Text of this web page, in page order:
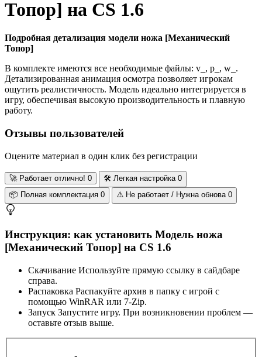
Топор] на CS 1.6
Подробная детализация модели ножа [Механический
Топор]
В комплекте имеются все необходимые файлы: v_, p_, w_.
Детализированная анимация осмотра позволяет игрокам
ощутить реалистичность. Модель идеально интегрируется в
игру, обеспечивая высокую производительность и плавную
работу.
Отзывы пользователей
Оцените материал в один клик без регистрации
🚀Работает отлично! 0 🛠️ Легкая настройка 0
📦 Полная комплектация 0 ⚠️ Не работает / Нужна обнова 0
Инструкция: как установить Модель ножа
[Механический Топор] на CS 1.6
Скачивание Используйте прямую ссылку в сайдбаре
справа.
Распаковка Распакуйте архив в папку с игрой с
помощью WinRAR или 7-Zip.
Запуск Запустите игру. При возникновении проблем —
оставьте отзыв выше.